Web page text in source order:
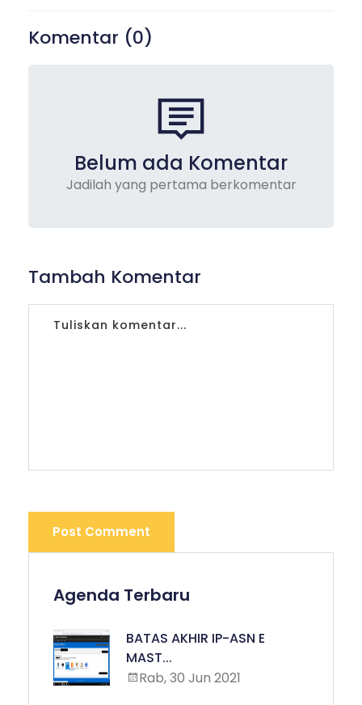
Komentar (0)
Belum ada Komentar
Jadilah yang pertama berkomentar
Tambah Komentar
Post Comment
Agenda Terbaru
BATAS AKHIR IP-ASN E
MAST...
Rab, 30 Jun 2021